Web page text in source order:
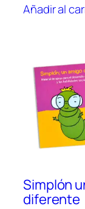
Añadir al
Simplón
diferente